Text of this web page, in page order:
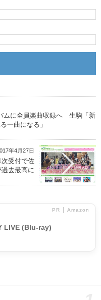
ムに全員楽曲収録へ 生駒「新
一曲になる」
年4月27日
次受付で佐
去最高に
PR │ Amazon
LIVE (Blu-ray)